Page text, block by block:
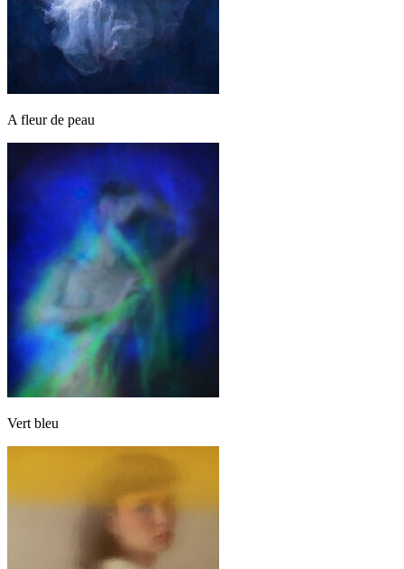
A fleur de peau
Vert bleu